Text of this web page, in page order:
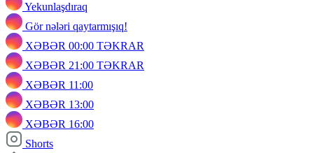
Yekunlaşdıraq
Gör nələri qaytarmışıq!
XƏBƏR 00:00 TƏKRAR
XƏBƏR 21:00 TƏKRAR
XƏBƏR 11:00
XƏBƏR 13:00
XƏBƏR 16:00
Shorts